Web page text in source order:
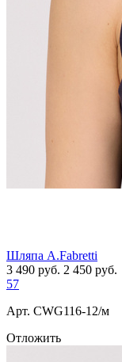
Шляпа A.Fabretti
3 490 руб. 2 450 руб.
57
Арт. СWG116-12/м
Отложить